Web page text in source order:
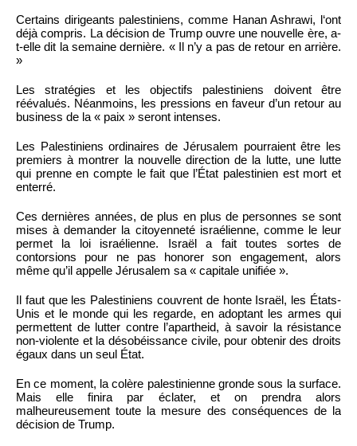
Certains dirigeants palestiniens, comme Hanan Ashrawi, l‘ont
déjà compris. La décision de Trump ouvre une nouvelle ère, a-
t-elle dit la semaine dernière. « Il n’y a pas de retour en arrière.
»
Les stratégies et les objectifs palestiniens doivent être
réévalués. Néanmoins, les pressions en faveur d’un retour au
business de la « paix » seront intenses.
Les Palestiniens ordinaires de Jérusalem pourraient être les
premiers à montrer la nouvelle direction de la lutte, une lutte
qui prenne en compte le fait que l’État palestinien est mort et
enterré.
Ces dernières années, de plus en plus de personnes se sont
mises à demander la citoyenneté israélienne, comme le leur
permet la loi israélienne. Israël a fait toutes sortes de
contorsions pour ne pas honorer son engagement, alors
même qu’il appelle Jérusalem sa « capitale unifiée ».
Il faut que les Palestiniens couvrent de honte Israël, les États-
Unis et le monde qui les regarde, en adoptant les armes qui
permettent de lutter contre l’apartheid, à savoir la résistance
non-violente et la désobéissance civile, pour obtenir des droits
égaux dans un seul État.
En ce moment, la colère palestinienne gronde sous la surface.
Mais elle finira par éclater, et on prendra alors
malheureusement toute la mesure des conséquences de la
décision de Trump.